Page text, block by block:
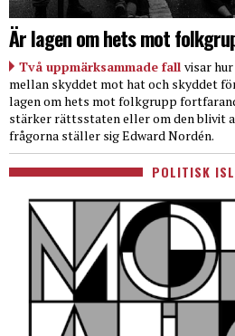
Är lagen om hets mot
Två uppmärksammade fall visar
mellan skyddet mot hat och skyddet
lagen om hets mot folkgrupp
stärker rättsstaten eller om den blivit
frågorna ställer sig Edward Nordén.
POLITISK